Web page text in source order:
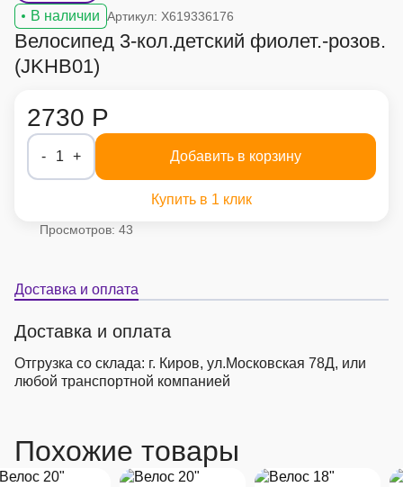
В наличии Артикул: X619336176
Велосипед 3-кол.детский фиолет.-розов.
(JKHB01)
2730 Р
- 1 + Добавить в корзину
Купить в 1 клик
Просмотров: 43
Доставка и оплата
Доставка и оплата
Отгрузка со склада: г. Киров, ул.Московская 78Д, или
любой транспортной компанией
Похожие товары